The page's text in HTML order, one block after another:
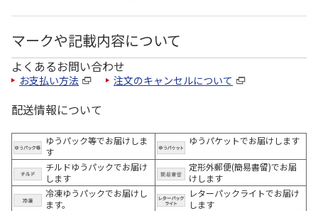
マークや記載内容について
よくあるお問い合わせ
お支払い方法 注文のキャンセルについて
配送情報について
ゆうパック等でお届けしま
す
ゆうパケットでお届けします
チルドゆうパックでお届け
します
定形外郵便(簡易書留)でお届
けします
冷凍ゆうパックでお届けし
ます。
レターパックライトでお届け
します